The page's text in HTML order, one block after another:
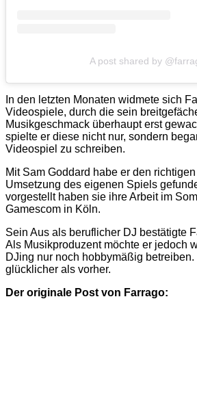
A post shared by
In den letzten Monaten widmete sich
Videospiele, durch die sein
Musikgeschmack überhaupt erst
spielte er diese nicht nur, sondern
Videospiel zu schreiben.
Mit Sam Goddard habe er den
Umsetzung des eigenen Spiels
vorgestellt haben sie ihre Arbeit im
Gamescom in Köln.
Sein Aus als beruflicher DJ bestätigte
Als Musikproduzent möchte er jedoch
DJing nur noch hobbymäßig betreiben.
glücklicher als vorher.
Der originale Post von Farrago: